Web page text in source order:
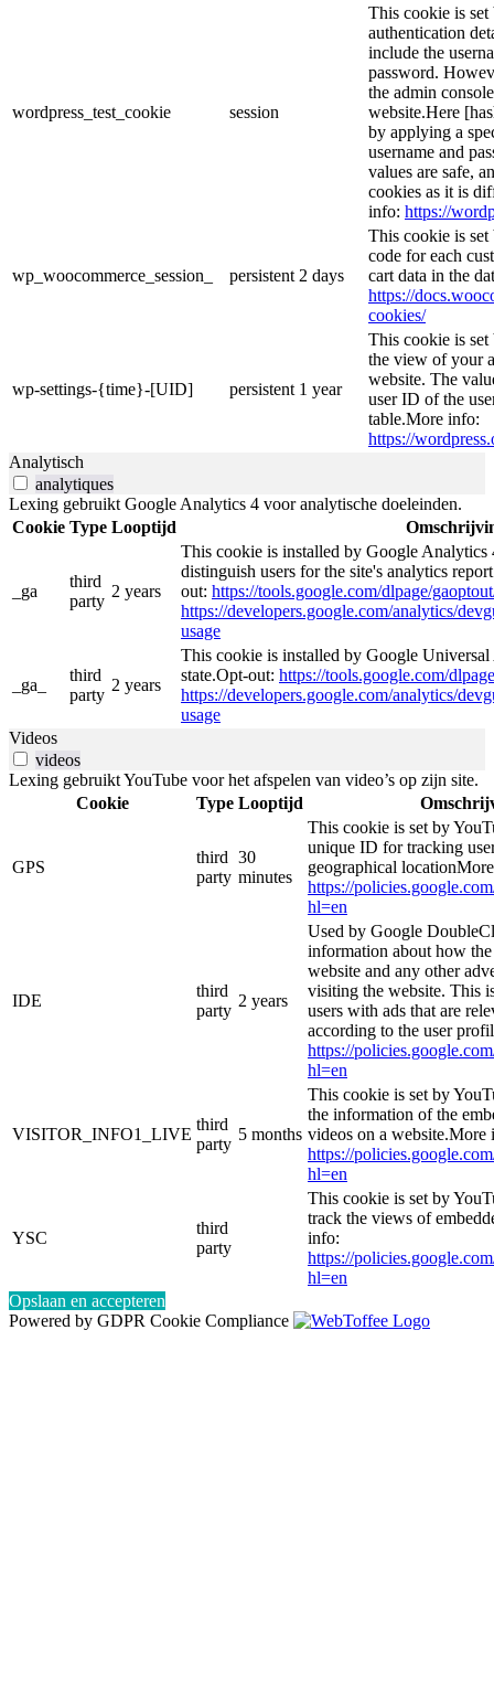
wordpress_test_cookie session
This cookie is set
authentication
include the
password.
the admin
website.Here
by applying a
username and
values are safe,
cookies as it is
info: https://
wp_woocommerce_session_ persistent 2 days
This cookie is
code for each
cart data in the
https://
cookies/
wp-settings-{time}-[UID] persistent 1 year
This cookie is set
the view of your
website. The
user ID of the
table.More info:
https://
Analytisch
analytiques
Lexing gebruikt Google Analytics 4 voor analytische doeleinden.
Cookie Type Looptijd
_ga
third
party
2 years
This cookie is installed by Google Analytics
distinguish users for the site's analytics
out: https://tools.google.com/dlpage/
https://developers.google.com/analytics/
usage
_ga_
third
party
2 years
This cookie is installed by Google Universal
state.Opt-out: https://tools.google.com/
https://developers.google.com/analytics/
usage
Videos
videos
Lexing gebruikt YouTube voor het afspelen van video’s op zijn site.
Cookie
Type Looptijd
GPS
third
party
30
minutes
This cookie is set by
unique ID for tracking
geographical
https://
hl=en
IDE
third
party
2 years
Used by Google
information about how the
website and any other
visiting the website. This
users with ads that are
according to the user
https://
hl=en
VISITOR_INFO1_LIVE
third
party
5 months
This cookie is set by
the information of the
videos on a website.More
https://
hl=en
YSC
third
party
This cookie is set by
track the views of
info:
https://
hl=en
Opslaan en accepteren
Powered by GDPR Cookie Compliance